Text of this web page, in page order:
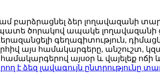
բարձրացնել ձեր լողավազանի
ծորակով ապակե
գեղագիտություն,
համակարգերը, անշուշտ,
այսօր և վայելեք
ձեզ լավագույն ընտրությունը տալ